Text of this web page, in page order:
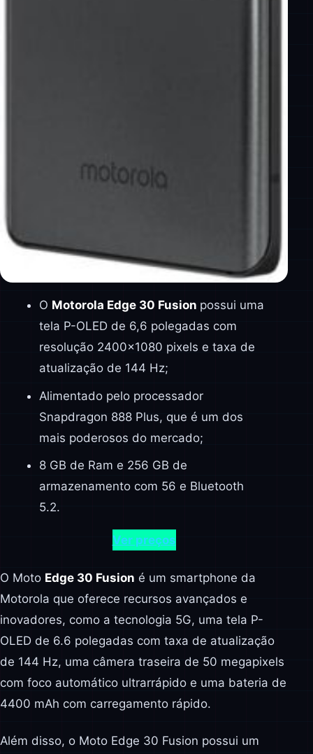
O Motorola Edge 30 Fusion possui uma
tela P-OLED de 6,6 polegadas com
resolução 2400×1080 pixels e taxa de
atualização de 144 Hz;
Alimentado pelo processador
Snapdragon 888 Plus, que é um dos
mais poderosos do mercado;
8 GB de Ram e 256 GB de
armazenamento com 56 e Bluetooth
5.2.
Ver preços
O Moto Edge 30 Fusion é um smartphone da
Motorola que oferece recursos avançados e
inovadores, como a tecnologia 5G, uma tela P-
OLED de 6.6 polegadas com taxa de atualização
de 144 Hz, uma câmera traseira de 50 megapixels
com foco automático ultrarrápido e uma bateria de
4400 mAh com carregamento rápido.
Além disso, o Moto Edge 30 Fusion possui um